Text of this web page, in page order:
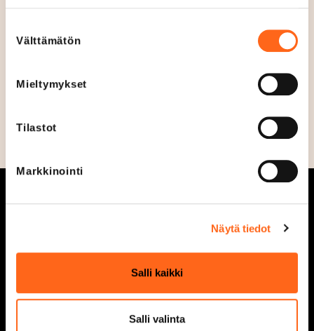
valinta
Välttämätön
Mieltymykset
Tilastot
Markkinointi
Näytä tiedot
Salli kaikki
Salli valinta
+358407545062
Aukioloajat Tarjoukset
Vastuullisuus